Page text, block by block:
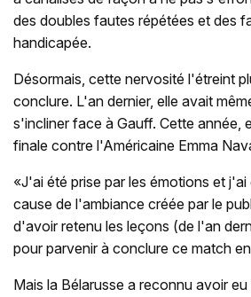
des doubles fautes répétées et des
handicapée.
Désormais, cette nervosité l'étreint
conclure. L'an dernier, elle avait
s'incliner face à Gauff. Cette année,
finale contre l'Américaine Emma
«J'ai été prise par les émotions et
cause de l'ambiance créée par le
d'avoir retenu les leçons (de l'an
pour parvenir à conclure ce match
Mais la Bélarusse a reconnu avoir